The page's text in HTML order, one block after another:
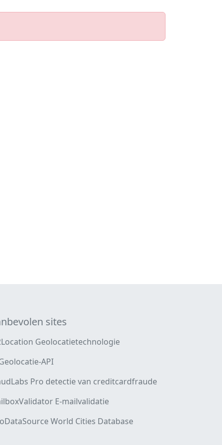
sites
Geolocatietechnologie
API
Pro detectie van creditcardfraude
E-mailvalidatie
World Cities Database